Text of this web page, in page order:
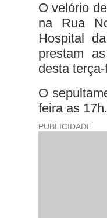
O velório
na Rua
Hospital
prestam
desta
O
feira as
PUBLICIDADE